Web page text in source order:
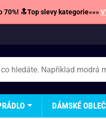
70%! 🔝Top slevy kategorie»»»
DÁMSKÉ